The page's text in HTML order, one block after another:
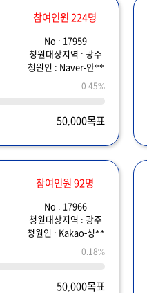
참여인원 224명
No : 17959
청원대상지역 : 광주
청원인 : Naver-안**
0.45%
50,000목표
참여인원 92명
No : 17966
청원대상지역 : 광주
청원인 : Kakao-성**
0.18%
50,000목표